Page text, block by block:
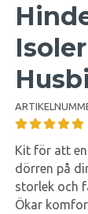
Kit för att
dörren på
storlek och
Ökar